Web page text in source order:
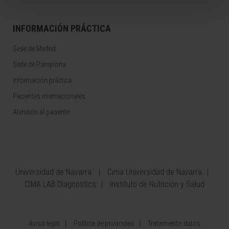
INFORMACIÓN PRÁCTICA
Sede de Madrid
Sede de Pamplona
Información práctica
Pacientes internacionales
Atención al paciente
Universidad de Navarra
Cima Universidad de Navarra
CIMA LAB Diagnostics
Instituto de Nutrición y Salud
Aviso legal Política de privacidad Tratamiento datos